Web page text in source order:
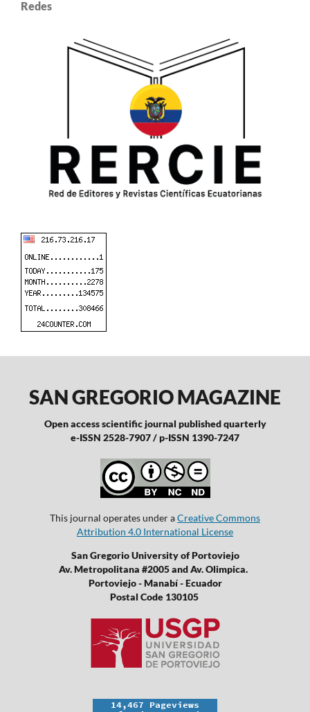
Redes
SAN GREGORIO MAGAZINE
Open access scientific journal published quarterly
e-ISSN 2528-7907 / p-ISSN 1390-7247
This journal operates under aCreative Commons
Attribution 4.0 International License
San Gregorio University of Portoviejo
Av. Metropolitana #2005 and Av. Olimpica.
Portoviejo - Manabí - Ecuador
Postal Code 130105